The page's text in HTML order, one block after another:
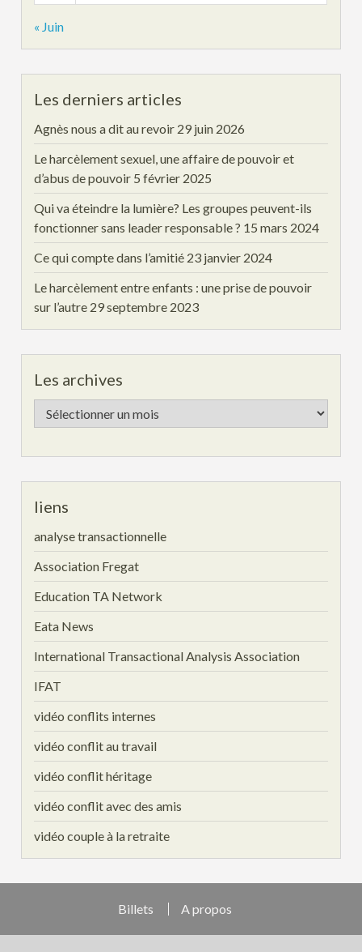
« Juin
Les derniers articles
Agnès nous a dit au revoir 29 juin 2026
Le harcèlement sexuel, une affaire de pouvoir et
d’abus de pouvoir 5 février 2025
Qui va éteindre la lumière? Les groupes peuvent-ils
fonctionner sans leader responsable ? 15 mars 2024
Ce qui compte dans l’amitié 23 janvier 2024
Le harcèlement entre enfants : une prise de pouvoir
sur l’autre 29 septembre 2023
Les archives
Les
archives
liens
analyse transactionnelle
Association Fregat
Education TA Network
Eata News
International Transactional Analysis Association
IFAT
vidéo conflits internes
vidéo conflit au travail
vidéo conflit héritage
vidéo conflit avec des amis
vidéo couple à la retraite
Billets A propos